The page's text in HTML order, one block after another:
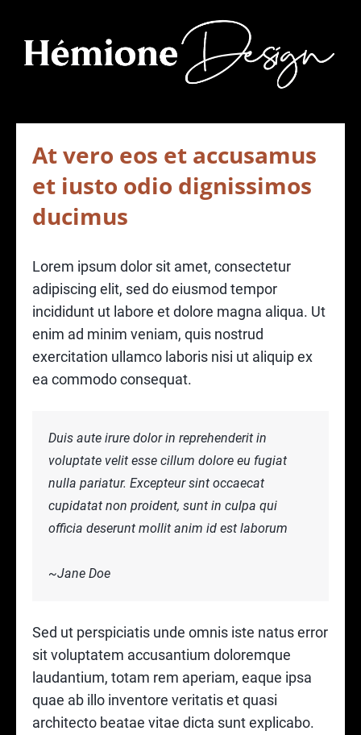
At vero eos et accusamus
et iusto odio dignissimos
ducimus
Lorem ipsum dolor sit amet, consectetur
adipiscing elit, sed do eiusmod tempor
incididunt ut labore et dolore magna aliqua. Ut
enim ad minim veniam, quis nostrud
exercitation ullamco laboris nisi ut aliquip ex
ea commodo consequat.
Duis aute irure dolor in reprehenderit in
voluptate velit esse cillum dolore eu fugiat
nulla pariatur. Excepteur sint occaecat
cupidatat non proident, sunt in culpa qui
officia deserunt mollit anim id est laborum
~Jane Doe
Sed ut perspiciatis unde omnis iste natus error
sit voluptatem accusantium doloremque
laudantium, totam rem aperiam, eaque ipsa
quae ab illo inventore veritatis et quasi
architecto beatae vitae dicta sunt explicabo.